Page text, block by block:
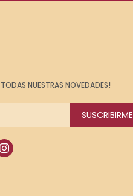
NUESTRAS NOVEDADES!
SUSCRIBIRME
